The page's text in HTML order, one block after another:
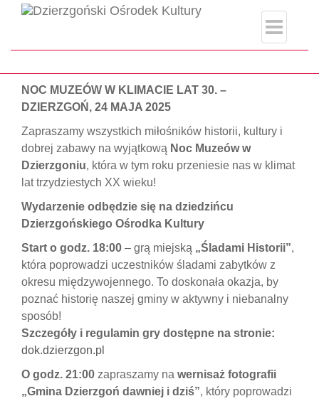
index.php
NOC MUZEÓW W KLIMACIE LAT 30. –
DZIERZGOŃ, 24 MAJA 2025
Zapraszamy wszystkich miłośników historii, kultury i
dobrej zabawy na wyjątkową Noc Muzeów w
Dzierzgoniu, która w tym roku przeniesie nas w klimat
lat trzydziestych XX wieku!
Wydarzenie odbędzie się na dziedzińcu
Dzierzgońskiego Ośrodka Kultury
Start o godz. 18:00 – grą miejską „Śladami Historii”,
która poprowadzi uczestników śladami zabytków z
okresu międzywojennego. To doskonała okazja, by
poznać historię naszej gminy w aktywny i niebanalny
sposób!
Szczegóły i regulamin gry dostępne na stronie:
dok.dzierzgon.pl
O godz. 21:00 zapraszamy na wernisaż fotografii
„Gmina Dzierzgoń dawniej i dziś”, który poprowadzi